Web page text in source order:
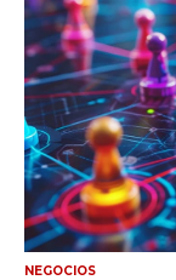
NEGOCIOS